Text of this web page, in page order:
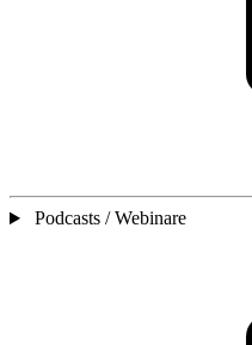
Podcasts / Webinare